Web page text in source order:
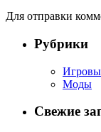
Для отправки
Рубрики
Моды
Свежие